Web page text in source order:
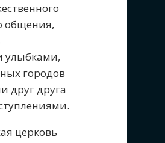
общения,
улыбками,
городов
друг друга
церковь